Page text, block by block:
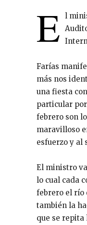
E l
Farías
más nos
una fiesta
particular
febrero son
maravilloso
esfuerzo y al
El ministro
lo cual cada
febrero el río
también la
que se repita